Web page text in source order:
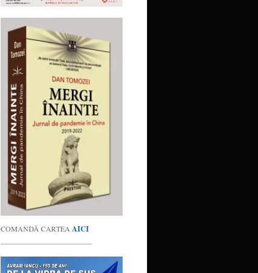
COMANDĂ CARTEA AICI